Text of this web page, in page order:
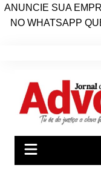
ANUNCIE SUA
NO WHATSAPP
conteúdo